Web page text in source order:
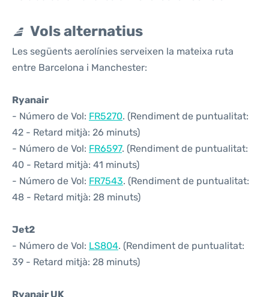
Vols alternatius
Les següents aerolínies serveixen la mateixa ruta
entre Barcelona i Manchester:
Ryanair
- Número de Vol: FR5270. (Rendiment de puntualitat:
42 - Retard mitjà: 26 minuts)
- Número de Vol: FR6597. (Rendiment de puntualitat:
40 - Retard mitjà: 41 minuts)
- Número de Vol: FR7543. (Rendiment de puntualitat:
48 - Retard mitjà: 28 minuts)
Jet2
- Número de Vol: LS804. (Rendiment de puntualitat:
39 - Retard mitjà: 28 minuts)
Ryanair UK